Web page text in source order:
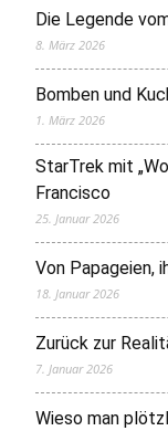
Die Legende
8. März 2026
Bomben und
1. März 2026
StarTrek mit
Francisco
25. Januar 2026
Von Papageien,
18. Januar 2026
Zurück zur
7. Januar 2026
Wieso man